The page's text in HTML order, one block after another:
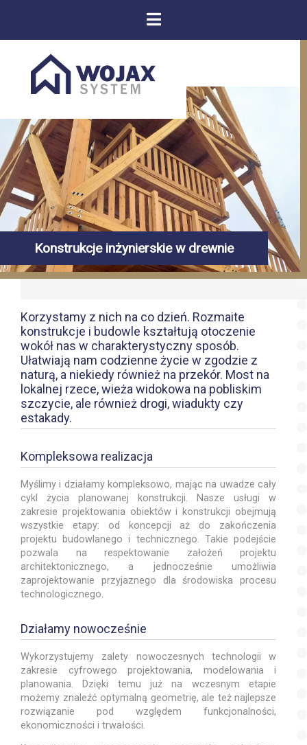
Konstrukcje inżynierskie w drewnie
Korzystamy z nich na co dzień. Rozmaite
konstrukcje i budowle kształtują otoczenie
wokół nas w charakterystyczny sposób.
Ułatwiają nam codzienne życie w zgodzie z
naturą, a niekiedy również na przekór. Most na
lokalnej rzece, wieża widokowa na pobliskim
szczycie, ale również drogi, wiadukty czy
estakady.
Kompleksowa realizacja
Myślimy i działamy kompleksowo, mając na uwadze cały
cykl życia planowanej konstrukcji. Nasze usługi w
zakresie projektowania obiektów i konstrukcji obejmują
wszystkie etapy: od koncepcji aż do zakończenia
projektu budowlanego i technicznego. Takie podejście
pozwala na respektowanie założeń projektu
architektonicznego, a jednocześnie umożliwia
zaprojektowanie przyjaznego dla środowiska procesu
technologicznego.
Działamy nowocześnie
Wykorzystujemy zalety nowoczesnych technologii w
zakresie cyfrowego projektowania, modelowania i
planowania. Dzięki temu już na wczesnym etapie
możemy znaleźć optymalną geometrię, ale też najlepsze
rozwiązanie pod względem funkcjonalności,
ekonomiczności i trwałości.